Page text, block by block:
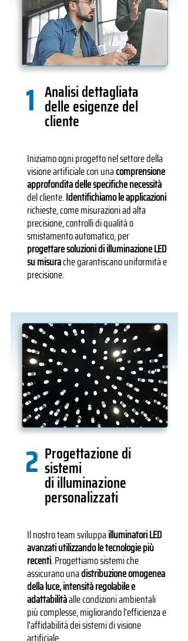
1 Analisi dettagliata
delle esigenze del
cliente
Iniziamo ogni progetto nel settore della
visione artificiale con unacomprensione
approfondita delle specifiche necessità
del cliente.Identifichiamo le applicazioni
richieste, come misurazioni ad alta
precisione, controlli di qualità o
smistamento automatico, per
progettare soluzioni di illuminazione LED
su misurache garantiscano uniformità e
precisione.
2 Progettazione di
sistemi
di illuminazione
personalizzati
Il nostro team sviluppailluminatori LED
avanzati utilizzando le tecnologie più
recenti. Progettiamo sistemi che
assicurano unadistribuzione omogenea
della luce, intensità regolabile e
adattabilitàalle condizioni ambientali
più complesse, migliorando l'efficienza e
l'affidabilità dei sistemi di visione